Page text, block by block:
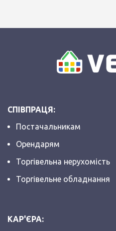
СПІВПРАЦЯ:
Постачальникам
Орендарям
Торгівельна нерухомість
Торгівельне обладнання
КАР'ЄРА: